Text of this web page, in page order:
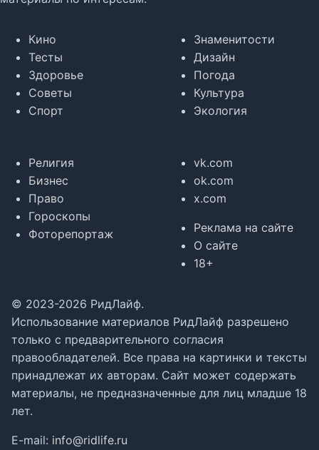
Кино
Тесты
Здоровье
Советы
Спорт
Знаменитости
Дизайн
Погода
Культура
Экология
Религия
Бизнес
Право
Гороскопы
Фоторепортаж
vk.com
ok.com
x.com
Реклама на сайте
О сайте
18+
© 2023-2026 РидЛайф.
Использование материалов РидЛайф разрешено
только с предварительного согласия
правообладателей. Все права на картинки и тексты
принадлежат их авторам. Сайт может содержать
материалы, не предназначенные для лиц младше 18
лет.
E-mail: info@ridlife.ru